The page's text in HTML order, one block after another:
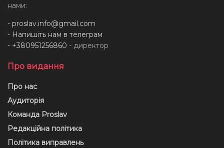
нами:
- proslav.info@gmail.com
- Напишіть нам в телеграм
- +380951256860 - директор
Про видання
Про нас
Аудиторія
Команда Proslav
Редакційна політика
Політика виправлень